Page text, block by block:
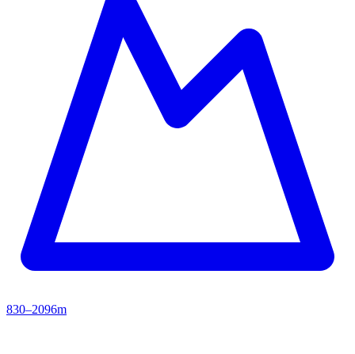
830–2096m